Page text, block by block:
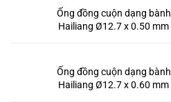
Ống đồng cuộn dạng bành
Hailiang Ø12.7 x 0.50 mm
Ống đồng cuộn dạng bành
Hailiang Ø12.7 x 0.60 mm